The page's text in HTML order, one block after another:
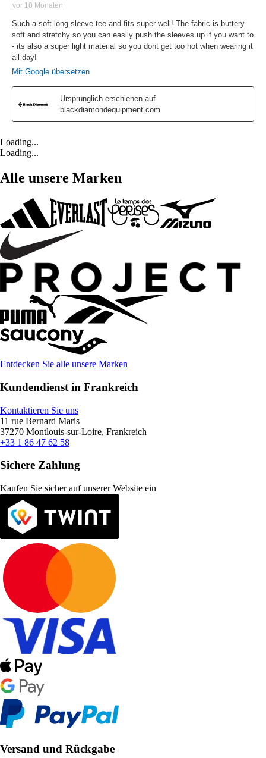
Loading...
Loading...
Alle unsere Marken
Entdecken Sie alle unsere Marken
Kundendienst in Frankreich
Kontaktieren Sie uns
11 rue Bernard Maris
37270 Montlouis-sur-Loire, Frankreich
+33 1 86 47 62 58
Sichere Zahlung
Kaufen Sie sicher auf unserer Website ein
Versand und Rückgabe